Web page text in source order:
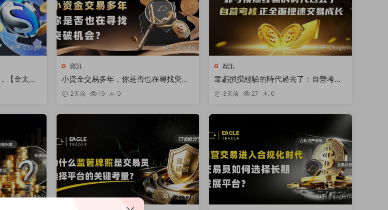
【金太
?
資訊
小資金交易多年，你是否也在尋找突破
機會2天前 19 0
資訊
靠虧損攢經驗的時代過去了：自營考核
正全面提速交易成長
3天前 27 0